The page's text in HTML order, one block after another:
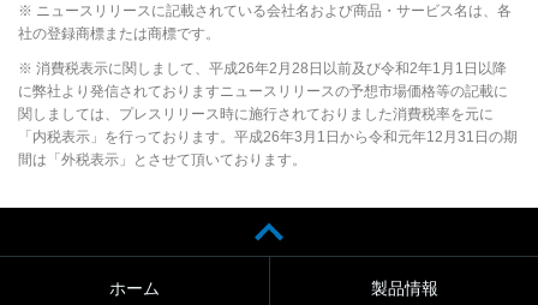
※ ニュースリリースに記載されている会社名および商品・サービス名は、各
社の登録商標または商標です。
※ 消費税表示に関しまして、平成26年2月28日以前及び令和2年1月1日以降
に弊社より発信されておりますニュースリリースの予想市場価格等の記載に
関しましては、プレスリリース時に施行されておりました消費税率を元に
「内税表示」を行っております。平成26年3月1日から令和元年12月31日の期
間は「外税表示」とさせて頂いております。
ホーム 製品情報